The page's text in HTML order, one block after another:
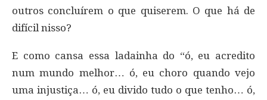
outros concluírem o que quiserem. O que há de
difícil nisso?
E como cansa essa ladainha do “ó, eu acredito
num mundo melhor… ó, eu choro quando vejo
uma injustiça… ó, eu divido tudo o que tenho… ó,